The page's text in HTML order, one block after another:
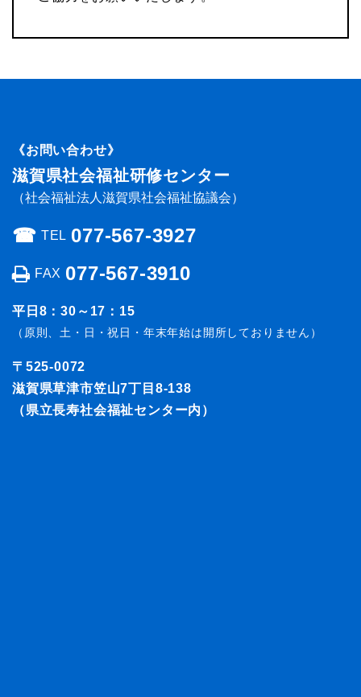
《お問い合わせ》
滋賀県社会福祉研修センター
（社会福祉法人滋賀県社会福祉協議会）
☎︎ TEL 077-567-3927
FAX 077-567-3910
平日8：30～17：15
（原則、土・日・祝日・年末年始は開所しておりません）
〒525-0072
滋賀県草津市笠山7丁目8-138
（県立長寿社会福祉センター内）